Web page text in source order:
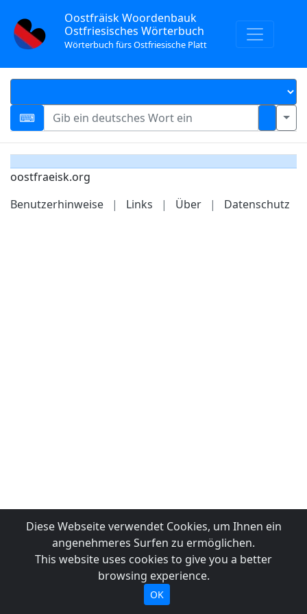
Oostfräisk Woordenbauk
Ostfriesisches Wörterbuch
Wörterbuch fürs Ostfriesische Platt
oostfraeisk.org
Benutzerhinweise
| Links | Über | Datenschutz
Diese Webseite verwendet Cookies, um Ihnen ein
angenehmeres Surfen zu ermöglichen.
This website uses cookies to give you a better
browsing experience.
OK